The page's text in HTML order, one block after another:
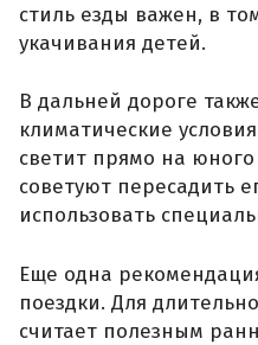
стиль езды важен, в
укачивания детей.
В дальней дороге
климатические
светит прямо на
советуют пересадить
использовать
Еще одна
поездки. Для
считает полезным